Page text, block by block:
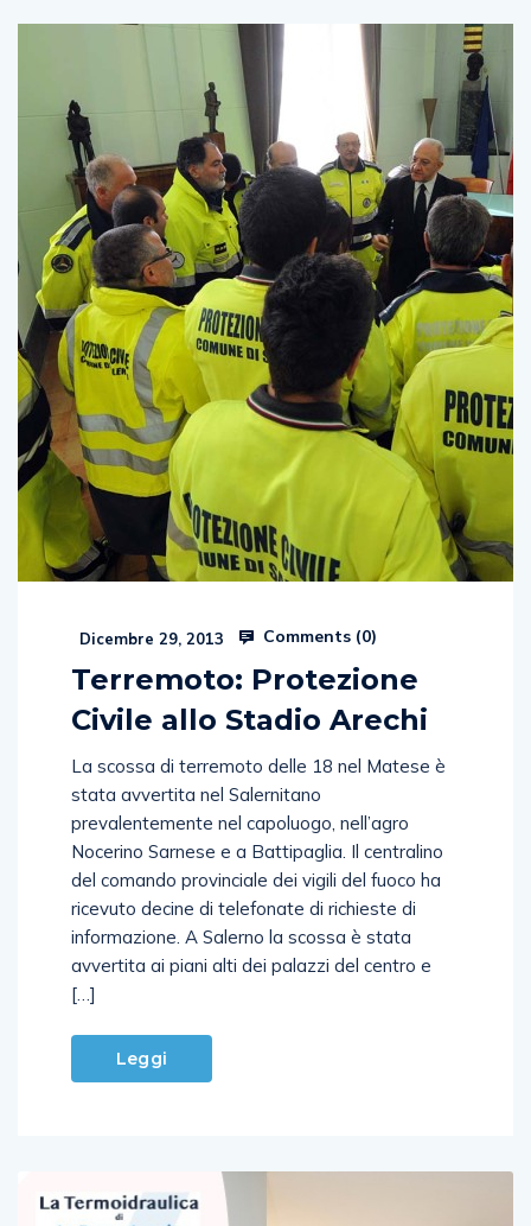
Dicembre 29, 2013 Comments (0)
Terremoto: Protezione
Civile allo Stadio Arechi
La scossa di terremoto delle 18 nel Matese è
stata avvertita nel Salernitano
prevalentemente nel capoluogo, nell’agro
Nocerino Sarnese e a Battipaglia. Il centralino
del comando provinciale dei vigili del fuoco ha
ricevuto decine di telefonate di richieste di
informazione. A Salerno la scossa è stata
avvertita ai piani alti dei palazzi del centro e
[…]
Leggi